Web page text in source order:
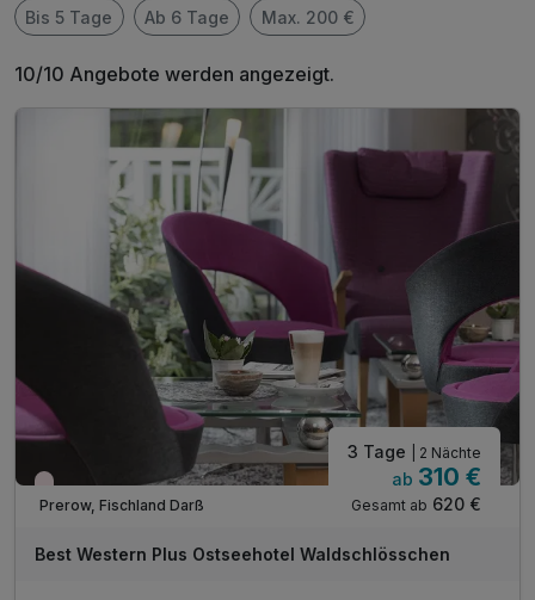
Bis 5 Tage Ab 6 Tage Max. 200 €
10/10 Angebote werden angezeigt.
Wieder frei ab Oktober
Prerow, Fischland Darß
3 Tage | 2 Nächte
ab 310 €
Gesamt ab 620 €
Best Western Plus Ostseehotel Waldschlösschen